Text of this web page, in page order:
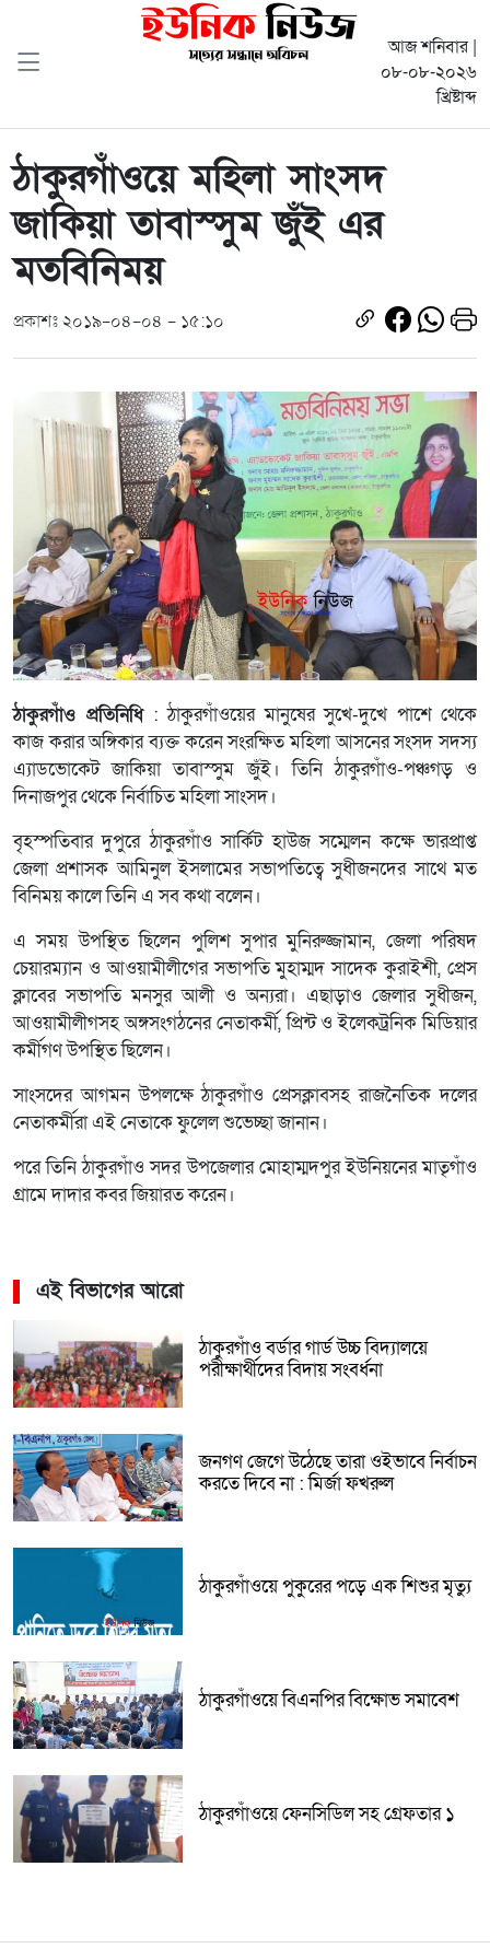
আজ শনিবার |
০৮-০৮-২০২৬
খ্রিষ্টাব্দ
ঠাকুরগাঁওয়ে মহিলা সাংসদ
জাকিয়া তাবাস্সুম জুঁই এর
মতবিনিময়
প্রকাশঃ ২০১৯-০৪-০৪ - ১৫:১০
ঠাকুরগাঁও প্রতিনিধি: ঠাকুরগাঁওয়ের মানুষের সুখে-দুখে পাশে থেকে
কাজ করার অঙ্গিকার ব্যক্ত করেন সংরক্ষিত মহিলা আসনের সংসদ সদস্য
এ্যাডভোকেট জাকিয়া তাবাস্সুম জুঁই। তিনি ঠাকুরগাঁও-পঞ্চগড় ও
দিনাজপুর থেকে নির্বাচিত মহিলা সাংসদ।
বৃহস্পতিবার দুপুরে ঠাকুরগাঁও সার্কিট হাউজ সম্মেলন কক্ষে ভারপ্রাপ্ত
জেলা প্রশাসক আমিনুল ইসলামের সভাপতিত্বে সুধীজনদের সাথে মত
বিনিময় কালে তিনি এ সব কথা বলেন।
এ সময় উপস্থিত ছিলেন পুলিশ সুপার মুনিরুজ্জামান, জেলা পরিষদ
চেয়ারম্যান ও আওয়ামীলীগের সভাপতি মুহাম্মদ সাদেক কুরাইশী, প্রেস
ক্লাবের সভাপতি মনসুর আলী ও অন্যরা। এছাড়াও জেলার সুধীজন,
আওয়ামীলীগসহ অঙ্গসংগঠনের নেতাকর্মী, প্রিন্ট ও ইলেকট্রনিক মিডিয়ার
কর্মীগণ উপস্থিত ছিলেন।
সাংসদের আগমন উপলক্ষে ঠাকুরগাঁও প্রেসক্লাবসহ রাজনৈতিক দলের
নেতাকর্মীরা এই নেতাকে ফুলেল শুভেচ্ছা জানান।
পরে তিনি ঠাকুরগাঁও সদর উপজেলার মোহাম্মদপুর ইউনিয়নের মাতৃগাঁও
গ্রামে দাদার কবর জিয়ারত করেন।
এই বিভাগের আরো
ঠাকুরগাঁও বর্ডার গার্ড উচ্চ বিদ্যালয়ে
পরীক্ষার্থীদের বিদায় সংবর্ধনা
জনগণ জেগে উঠেছে তারা ওইভাবে নির্বাচন
করতে দিবে না : মির্জা ফখরুল
ঠাকুরগাঁওয়ে পুকুরের পড়ে এক শিশুর মৃত্যু
ঠাকুরগাঁওয়ে বিএনপির বিক্ষোভ সমাবেশ
ঠাকুরগাঁওয়ে ফেনসিডিল সহ গ্রেফতার ১